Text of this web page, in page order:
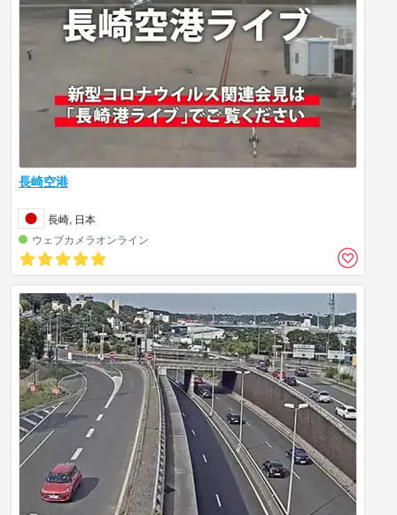
長崎空港
長崎, 日本
ウェブカメラオンライン